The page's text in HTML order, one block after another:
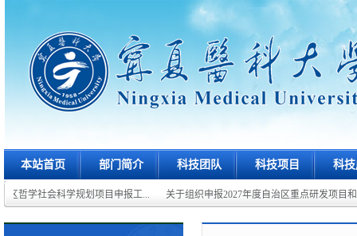
本站首页 部门简介 科技团队 科技项目 科
区哲学社会科学规划项目申报工... 关于组织申报2027年度自治区重点研发项目和